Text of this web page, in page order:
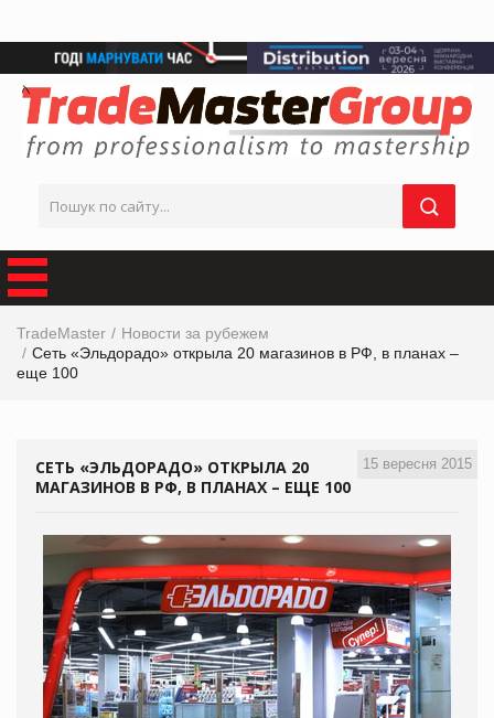
TradeMaster
Новости за рубежем
Сеть «Эльдорадо» открыла 20 магазинов в РФ, в планах –
еще 100
15 вересня 2015
СЕТЬ «ЭЛЬДОРАДО» ОТКРЫЛА 20
МАГАЗИНОВ В РФ, В ПЛАНАХ – ЕЩЕ 100